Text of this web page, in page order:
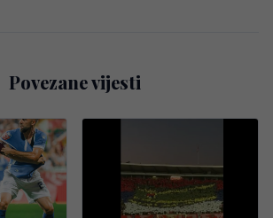
Povezane vijesti